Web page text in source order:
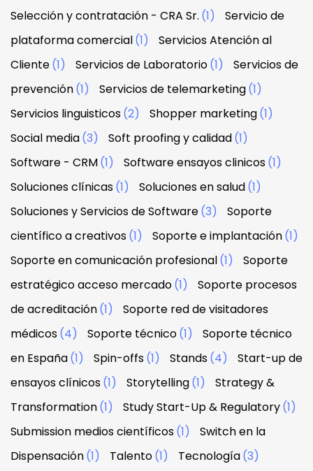
Selección y contratación - CRA Sr. (1)
Servicio de
plataforma comercial(1)
Servicios Atención al
Cliente(1) Servicios de Laboratorio(1)
Servicios de
prevención(1) Servicios de telemarketing(1)
Servicios linguisticos(2) Shopper marketing(1)
Social media(3) Soft proofing y calidad(1)
Software - CRM(1) Software ensayos clinicos(1)
Soluciones clínicas(1) Soluciones en salud(1)
Soluciones y Servicios de Software(3)
Soporte
científico a creativos(1) Soporte e implantación(1)
Soporte en comunicación profesional(1)
Soporte
estratégico acceso mercado(1)
Soporte procesos
de acreditación(1)
Soporte red de visitadores
médicos(4) Soporte técnico(1)
Soporte técnico
en España(1) Spin-offs(1) Stands(4)
Start-up de
ensayos clínicos(1) Storytelling(1)
Strategy &
Transformation(1) Study Start-Up & Regulatory(1)
Submission medios científicos(1)
Switch en la
Dispensación(1) Talento(1) Tecnología(3)